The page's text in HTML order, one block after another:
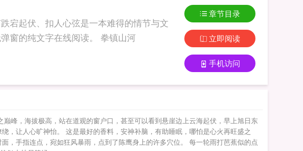
宕起伏、扣人心弦是一本难得的情节与文
笔俱佳的好书，919言情小说免费提供拳镇山河全文无弹窗的纯文字在线阅读。 拳镇山河
章节目录
立即阅读
手机访问
峰，海拔极高，站在道观的窗户口，甚至可以看到悬崖边上云海起伏，早上旭日东
，让人心旷神怡。 这是最好的香料，安神补脑，有助睡眠，哪怕是心火再旺盛之
，手指连点，宛如狂风暴雨，点到了陈鹰身上的许多穴位。 每一轮雨打芭蕉似的点